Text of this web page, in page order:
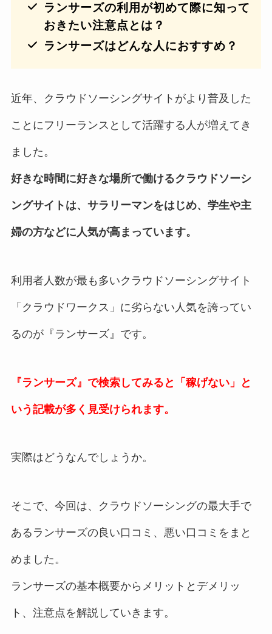
ランサーズの利用が初めて際に知って
おきたい注意点とは？
ランサーズはどんな人におすすめ？
近年、クラウドソーシングサイトがより普及した
ことにフリーランスとして活躍する人が増えてき
ました。
好きな時間に好きな場所で働けるクラウドソーシ
ングサイトは、サラリーマンをはじめ、学生や主
婦の方などに人気が高まっています。
利用者人数が最も多いクラウドソーシングサイト
「クラウドワークス」に劣らない人気を誇ってい
るのが『ランサーズ』です。
『ランサーズ』で検索してみると「稼げない」と
いう記載が多く見受けられます。
実際はどうなんでしょうか。
そこで、今回は、クラウドソーシングの最大手で
あるランサーズの良い口コミ、悪い口コミをまと
めました。
ランサーズの基本概要からメリットとデメリッ
ト、注意点を解説していきます。